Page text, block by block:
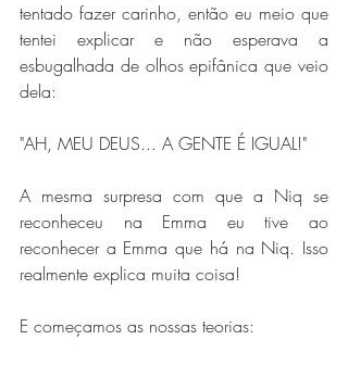
tentado fazer carinho, então eu meio que
tentei explicar e não esperava a
esbugalhada de olhos epifânica que veio
dela:
"AH, MEU DEUS... A GENTE É IGUAL!"
A mesma surpresa com que a Niq se
reconheceu na Emma eu tive ao
reconhecer a Emma que há na Niq. Isso
realmente explica muita coisa!
E começamos as nossas teorias: